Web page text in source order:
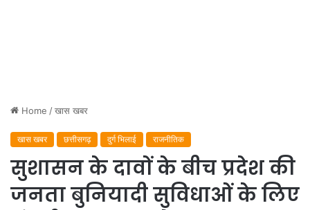
Home /खास खबर
खास खबर छत्तीसगढ़ दुर्ग भिलाई राजनीतिक
सुशासन के दावों के बीच प्रदेश की
जनता बुनियादी सुविधाओं के लिए